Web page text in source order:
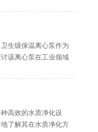
生级保温离心泵作为
该离心泵在工业领域
高效的水质净化设
了解其在水质净化方